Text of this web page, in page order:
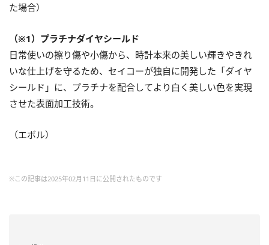
た場合）
（※1）プラチナダイヤシールド
日常使いの擦り傷や小傷から、時計本来の美しい輝きやきれ
いな仕上げを守るため、セイコーが独自に開発した「ダイヤ
シールド」に、プラチナを配合してより白く美しい色を実現
させた表面加工技術。
（エボル）
※この記事は2025年02月11日に公開されたものです